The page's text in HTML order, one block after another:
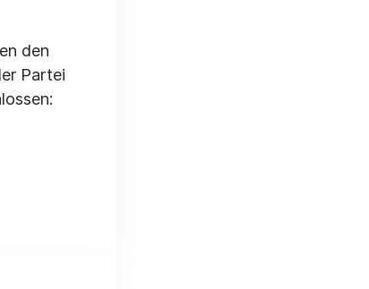
den
Partei